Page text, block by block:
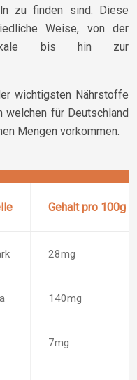
zu finden sind. Diese
Weise, von der
bis hin zur
wichtigsten Nährstoffe
welchen für Deutschland
Mengen vorkommen.
Gehalt pro 100g
28mg
140mg
7mg